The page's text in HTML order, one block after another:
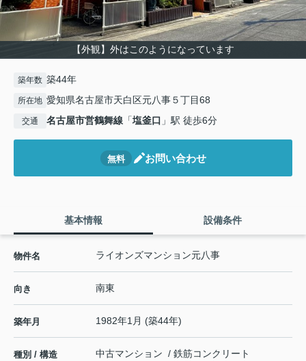
【外観】外はこのようになっています
築年数 築44年
所在地 愛知県名古屋市天白区元八事５丁目68
交通 名古屋市営鶴舞線 「塩釜口 」駅 徒歩6分
無料 お問い合わせ
基本情報 設備条件
物件名 ライオンズマンション元八事
向き 南東
築年月 1982年1月 (築44年)
種別 / 構造 中古マンション / 鉄筋コンクリート